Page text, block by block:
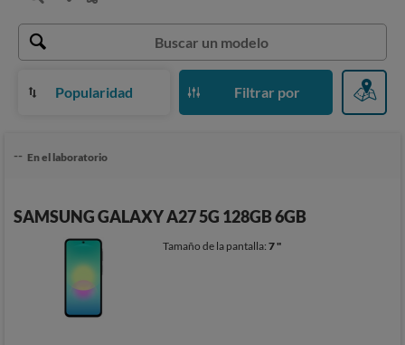
Popularidad Filtrar por
-- En el laboratorio
SAMSUNG GALAXY A27 5G 128GB 6GB
Tamaño de la pantalla:7 "